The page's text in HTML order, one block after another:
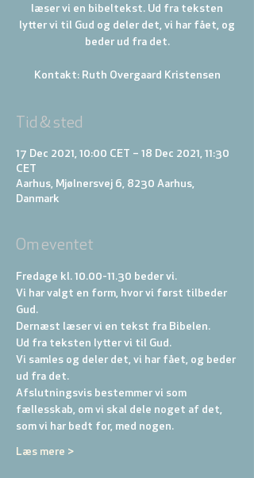
læser vi en bibeltekst. Ud fra teksten
lytter vi til Gud og deler det, vi har fået, og
beder ud fra det.
Kontakt: Ruth Overgaard Kristensen
Tid & sted
17 Dec 2021, 10:00 CET – 18 Dec 2021, 11:30
CET
Aarhus, Mjølnersvej 6, 8230 Aarhus,
Danmark
Om eventet
Fredage kl. 10.00-11.30 beder vi.
Vi har valgt en form, hvor vi først tilbeder
Gud.
Dernæst læser vi en tekst fra Bibelen.
Ud fra teksten lytter vi til Gud.
Vi samles og deler det, vi har fået, og beder
ud fra det.
Afslutningsvis bestemmer vi som
fællesskab, om vi skal dele noget af det,
som vi har bedt for, med nogen.
Læs mere >